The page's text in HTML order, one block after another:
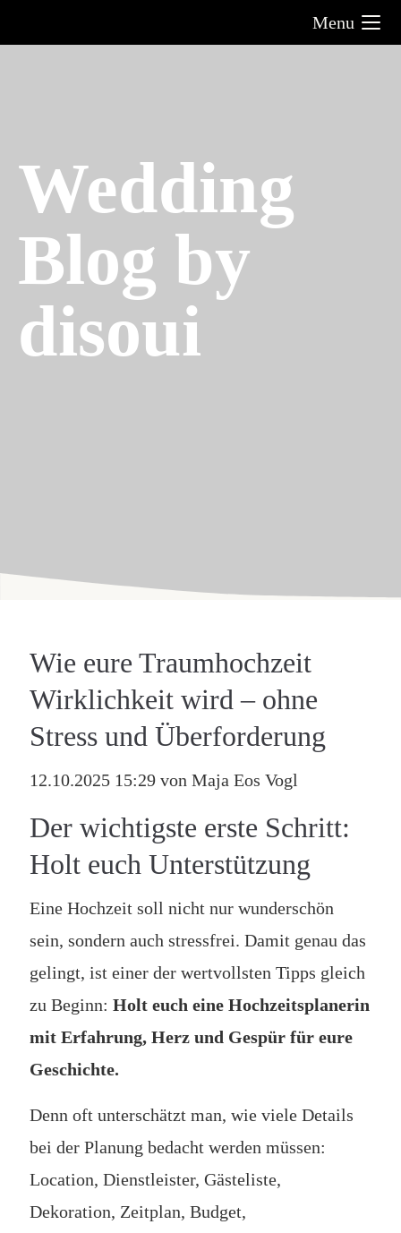
Menu
Wedding
Blog by
disoui
Wie eure Traumhochzeit
Wirklichkeit wird – ohne
Stress und Überforderung
12.10.2025 15:29 von Maja Eos Vogl
Der wichtigste erste Schritt:
Holt euch Unterstützung
Eine Hochzeit soll nicht nur wunderschön
sein, sondern auch stressfrei. Damit genau das
gelingt, ist einer der wertvollsten Tipps gleich
zu Beginn:Holt euch eine Hochzeitsplanerin
mit Erfahrung, Herz und Gespür für eure
Geschichte.
Denn oft unterschätzt man, wie viele Details
bei der Planung bedacht werden müssen:
Location, Dienstleister, Gästeliste,
Dekoration, Zeitplan, Budget,